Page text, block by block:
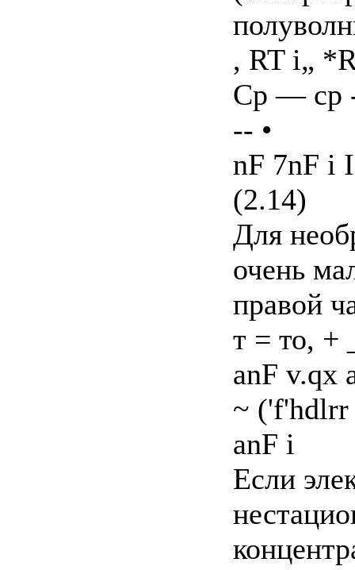
, RT i„
Cp — cp
-- •
nF 7nF i
(2.14)
Для
очень
правой
т = то, +
anF v.qx
~
anF i
Если